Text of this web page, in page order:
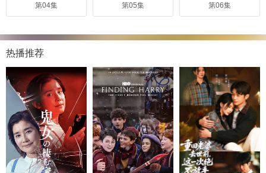
第04集 第05集 第06集
热播推荐